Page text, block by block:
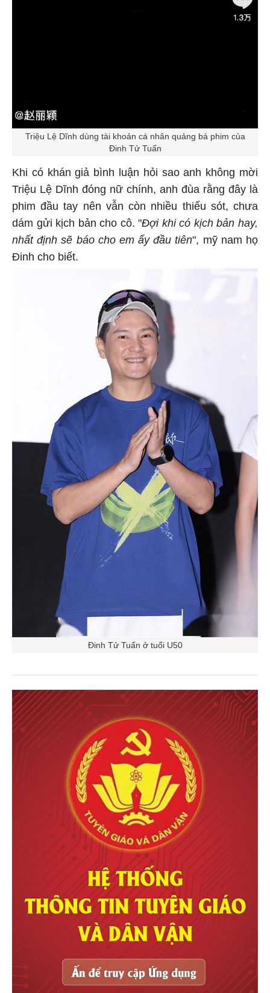
Triệu Lệ Dĩnh dùng tài khoản cá nhân quảng bá phim của
Đinh Tử Tuấn
Khi có khán giả bình luận hỏi sao anh không mời
Triệu Lệ Dĩnh đóng nữ chính, anh đùa rằng đây là
phim đầu tay nên vẫn còn nhiều thiếu sót, chưa
dám gửi kịch bản cho cô. "Đợi khi có kịch bản hay,
nhất định sẽ báo cho em ấy đầu tiên", mỹ nam họ
Đinh cho biết.
Đinh Tử Tuấn ở tuổi U50